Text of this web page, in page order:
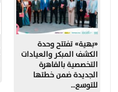
«بهية» تفتتح وحدة
الكشف المبكر والعيادات
التخصصية بالقاهرة
الجديدة ضمن خطتها
للتوسع…